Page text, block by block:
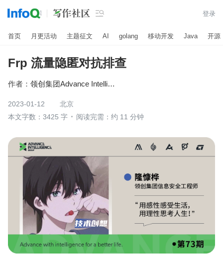
 登录
首页 月更活动 主题征文 AI golang 移动开发 Java 开源
Frp 流量隐匿对抗排查
作者： 领创集团Advance Intelligence Group
2023-01-12
北京
本文字数：3425 字
阅读完需：约 11 分钟